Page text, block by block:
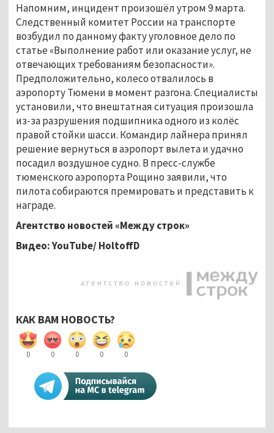
Напомним, инцидент произошёл утром 9 марта.
Следственный комитет России на транспорте
возбудил по данному факту уголовное дело по
статье «Выполнение работ или оказание услуг, не
отвечающих требованиям безопасности».
Предположительно, колесо отвалилось в
аэропорту Тюмени в момент разгона. Специалисты
установили, что внештатная ситуация произошла
из-за разрушения подшипника одного из колёс
правой стойки шасси. Командир лайнера принял
решение вернуться в аэропорт вылета и удачно
посадил воздушное судно. В пресс-службе
тюменского аэропорта Рощино заявили, что
пилота собираются премировать и представить к
награде.
Агентство новостей «Между строк»
Видео: YouTube/ HoltoffD
КАК ВАМ НОВОСТЬ?
0 0 0 0 0